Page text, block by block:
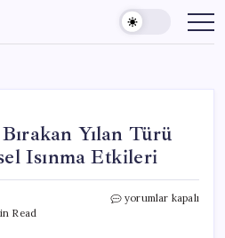
Yılan Türü
Isınma Etkileri
Read
Otobüsü
yorumlar kapalı